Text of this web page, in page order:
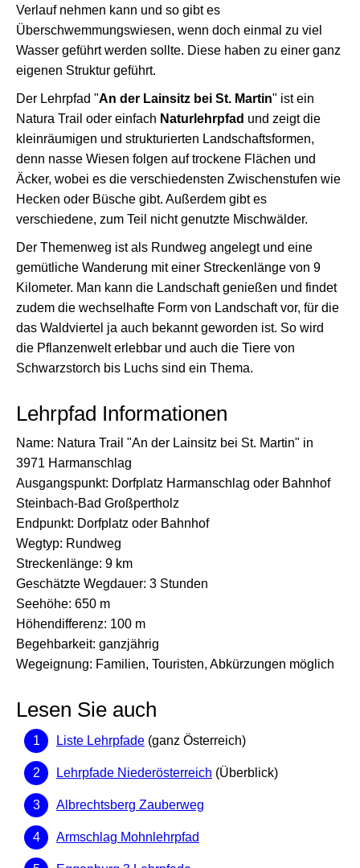
Verlauf nehmen kann und so gibt es
Überschwemmungswiesen, wenn doch einmal zu viel
Wasser geführt werden sollte. Diese haben zu einer ganz
eigenen Struktur geführt.
Der Lehrpfad "An der Lainsitz bei St. Martin" ist ein
Natura Trail oder einfach Naturlehrpfad und zeigt die
kleinräumigen und strukturierten Landschaftsformen,
denn nasse Wiesen folgen auf trockene Flächen und
Äcker, wobei es die verschiedensten Zwischenstufen wie
Hecken oder Büsche gibt. Außerdem gibt es
verschiedene, zum Teil nicht genutzte Mischwälder.
Der Themenweg ist als Rundweg angelegt und eine
gemütliche Wanderung mit einer Streckenlänge von 9
Kilometer. Man kann die Landschaft genießen und findet
zudem die wechselhafte Form von Landschaft vor, für die
das Waldviertel ja auch bekannt geworden ist. So wird
die Pflanzenwelt erlebbar und auch die Tiere von
Schwarzstorch bis Luchs sind ein Thema.
Lehrpfad Informationen
Name: Natura Trail "An der Lainsitz bei St. Martin" in
3971 Harmanschlag
Ausgangspunkt: Dorfplatz Harmanschlag oder Bahnhof
Steinbach-Bad Großpertholz
Endpunkt: Dorfplatz oder Bahnhof
Wegtyp: Rundweg
Streckenlänge: 9 km
Geschätzte Wegdauer: 3 Stunden
Seehöhe: 650 m
Höhendifferenz: 100 m
Begehbarkeit: ganzjährig
Wegeignung: Familien, Touristen, Abkürzungen möglich
Lesen Sie auch
Liste Lehrpfade (ganz Österreich)
Lehrpfade Niederösterreich (Überblick)
Albrechtsberg Zauberweg
Armschlag Mohnlehrpfad